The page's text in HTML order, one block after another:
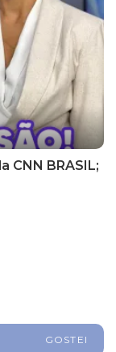
CNN BRASIL;
GOSTEI